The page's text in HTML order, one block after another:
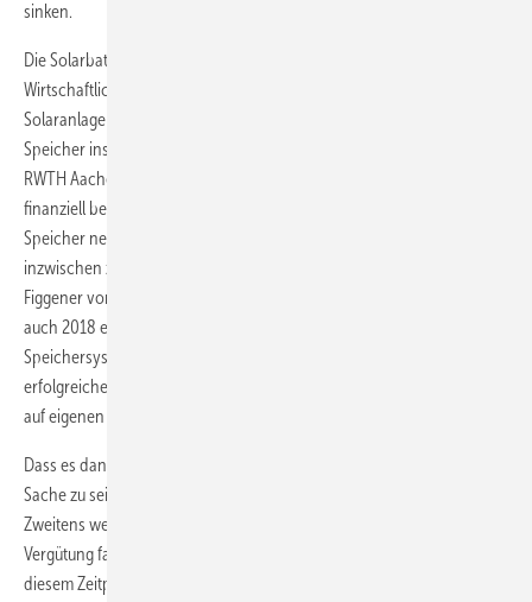
sinken.
Die Solarbatterie im Keller übt trotz der noch fehlenden
Wirtschaftlichkeit eine große Faszination auf die deutschen
Solaranlageneigentümer aus. Ende 2017 waren bereits 85.000
Speicher installiert – doppelt so viel wie noch Anfang 2016, so die
RWTH Aachen. Rund ein Drittel davon wurde von der Förderbank KfW
finanziell bezuschusst. Im Jahr 2017 kamen insgesamt fast 32.000
Speicher neu hinzu. „Etwa jede zweite neue PV-Anlage wird
inzwischen zusammen mit einem Speicher installiert“, sagt Jan
Figgener von der RWTH Aachen. „Für den Gesamtmarkt erwarten wir
auch 2018 ein Wachstum. Die Anteile an KfW-geförderten
Speichersystemen sind dabei jedoch rückläufig. Dies spricht für ein
erfolgreiches Marktanreizprogramm, mit dessen Ende der Markt nun
auf eigenen Beinen steht.“
Dass es danach weiter aufwärts geht, scheint eine ausgemachte
Sache zu sein: Erstens sollen die Speicherkosten weiter sinken.
Zweitens werden nach 2021 die ersten Solaranlagen aus der EEG-
Vergütung fallen. Da ihre hohe Einspeisevergütung von 2001 ab
diesem Zeitpunkt wegfällt und die dann abgeschriebenen Anlagen nur